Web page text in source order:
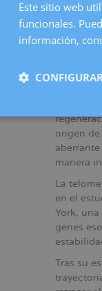
Pascual,
Cada vez
sus
no
origen
manera
La
en el
York,
genes
Tras su
Este sitio web
funcionales.
información,